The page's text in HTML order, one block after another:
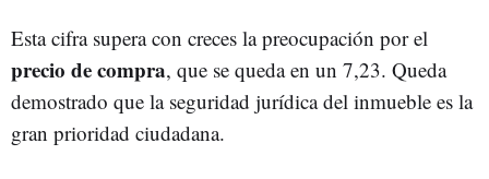
Esta cifra supera con creces la preocupación por el
precio de compra, que se queda en un 7,23. Queda
demostrado que la seguridad jurídica del inmueble es la
gran prioridad ciudadana.